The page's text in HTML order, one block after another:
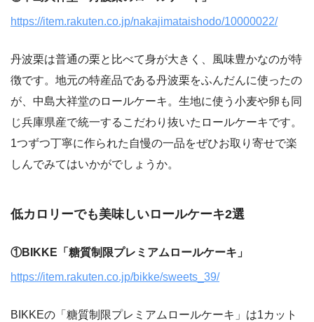
https://item.rakuten.co.jp/nakajimataishodo/10000022/
丹波栗は普通の栗と比べて身が大きく、風味豊かなのが特
徴です。地元の特産品である丹波栗をふんだんに使ったの
が、中島大祥堂のロールケーキ。生地に使う小麦や卵も同
じ兵庫県産で統一するこだわり抜いたロールケーキです。
1つずつ丁寧に作られた自慢の一品をぜひお取り寄せで楽
しんでみてはいかがでしょうか。
低カロリーでも美味しいロールケーキ2選
①BIKKE「糖質制限プレミアムロールケーキ」
https://item.rakuten.co.jp/bikke/sweets_39/
BIKKEの「糖質制限プレミアムロールケーキ」は1カット